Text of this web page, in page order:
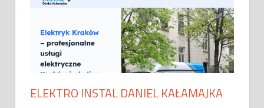
ELEKTRO INSTAL DANIEL KAŁAMAJKA